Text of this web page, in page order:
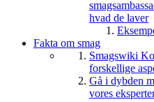
hvad de laver
Fakta om smag
Smagswiki
forskellige
Gå i dybden
vores